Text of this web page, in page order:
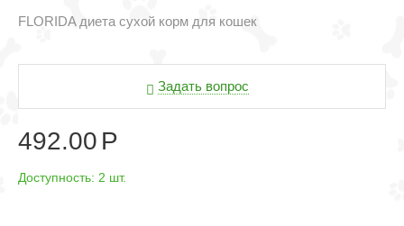
FLORIDA диета сухой корм для кошек
Задать вопрос
492.00 Р
Доступность: 2 шт.